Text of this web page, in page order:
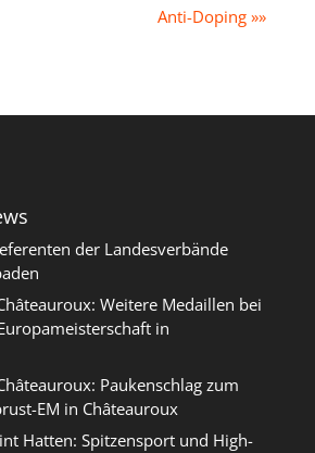
Anti-Doping »»
der Landesverbände
Weitere Medaillen bei
in
Paukenschlag zum
EM in Châteauroux
Hatten: Spitzensport und High-